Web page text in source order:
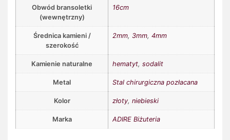
Obwód bransoletki
(wewnętrzny)
16cm
Średnica kamieni /
szerokość
2mm, 3mm, 4mm
Kamienie naturalne hematyt, sodalit
Metal Stal chirurgiczna pozłacana
Kolor złoty, niebieski
Marka ADIRE Biżuteria